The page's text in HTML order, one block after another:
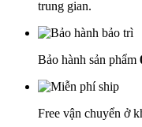
trung gian.
Bảo hành sản phẩm
Free vận chuyển ở